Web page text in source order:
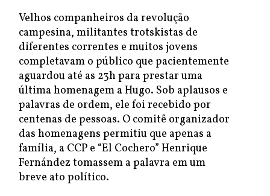
Velhos companheiros da revolução
campesina, militantes trotskistas de
diferentes correntes e muitos jovens
completavam o público que pacientemente
aguardou até as 23h para prestar uma
última homenagem a Hugo. Sob aplausos e
palavras de ordem, ele foi recebido por
centenas de pessoas. O comitê organizador
das homenagens permitiu que apenas a
família, a CCP e “El Cochero” Henrique
Fernández tomassem a palavra em um
breve ato político.